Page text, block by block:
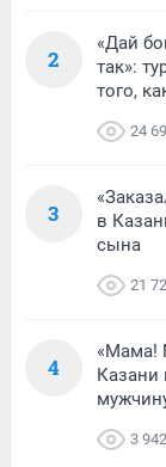
2
«Дай
так»:
того,
24
3
в
сына
21
4
«Мама!
Казани
3 942